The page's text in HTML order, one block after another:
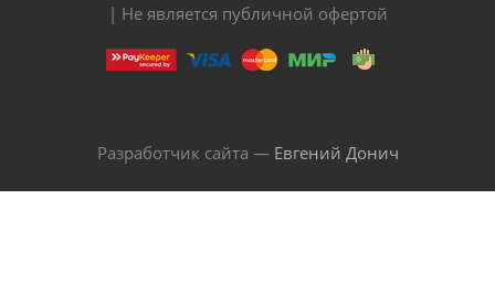
| Не является публичной офертой
Разработчик сайта — Евгений Донич